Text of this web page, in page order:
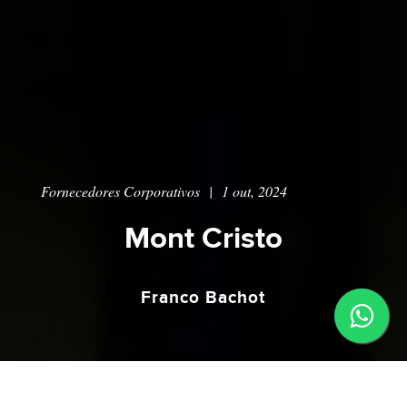
Fornecedores Corporativos| 1 out, 2024
Mont Cristo
Franco Bachot